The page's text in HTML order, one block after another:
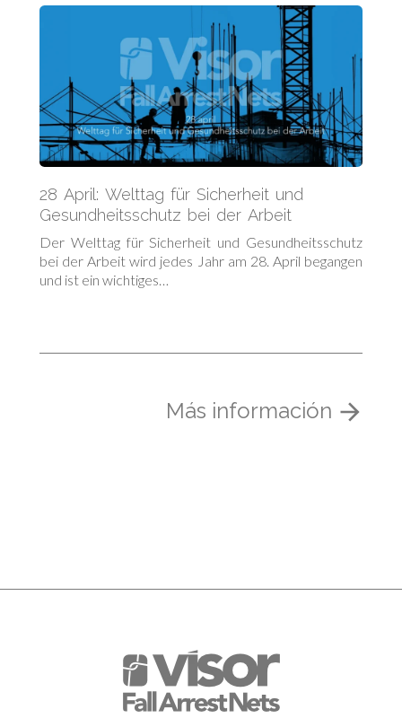
28 April: Welttag für Sicherheit und
Gesundheitsschutz bei der Arbeit
Der Welttag für Sicherheit und Gesundheitsschutz
bei der Arbeit wird jedes Jahr am 28. April begangen
und ist ein wichtiges…
Más información